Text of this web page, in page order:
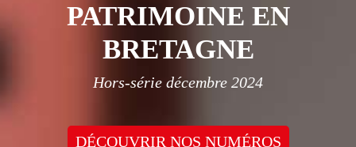
PATRIMOINE EN
BRETAGNE
Hors-série décembre 2024
DÉCOUVRIR NOS NUMÉROS